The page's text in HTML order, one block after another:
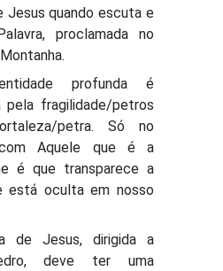
Jesus quando escuta e
proclamada no
profunda é
pela fragilidade/petros
petra. Só no
Aquele que é a
é que transparece a
está oculta em nosso
de Jesus, dirigida a
deve ter uma